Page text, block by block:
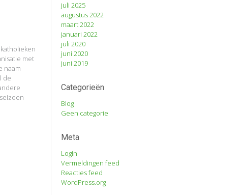
met
naam
de
juli 2025
augustus 2022
maart 2022
januari 2022
juli 2020
juni 2020
juni 2019
Categorieën
Blog
Geen categorie
Meta
Login
Vermeldingen feed
Reacties feed
WordPress.org